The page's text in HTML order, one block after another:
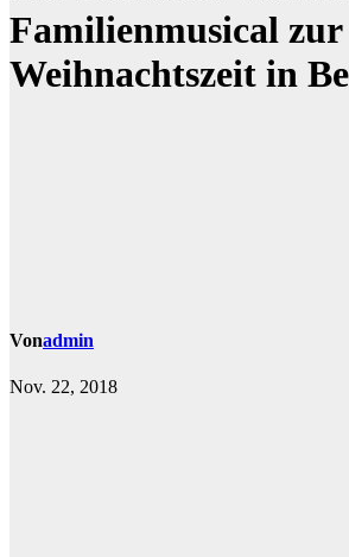
Familienmusical zur
Weihnachtszeit in
Vonadmin
Nov. 22, 2018